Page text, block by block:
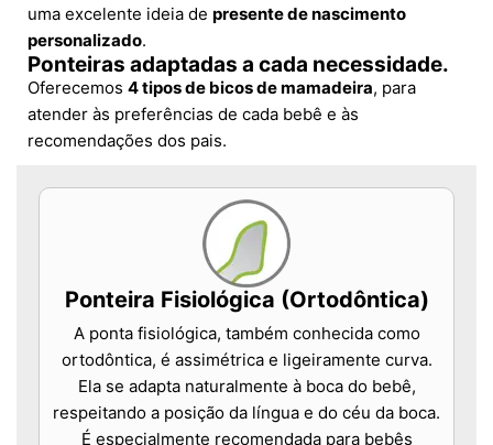
uma excelente ideia de presente de nascimento
personalizado.
Ponteiras adaptadas a cada necessidade.
Oferecemos 4 tipos de bicos de mamadeira, para
atender às preferências de cada bebê e às
recomendações dos pais.
Ponteira Fisiológica (Ortodôntica)
A ponta fisiológica, também conhecida como
ortodôntica, é assimétrica e ligeiramente curva.
Ela se adapta naturalmente à boca do bebê,
respeitando a posição da língua e do céu da boca.
É especialmente recomendada para bebês